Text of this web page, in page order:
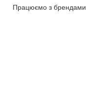
Працюємо з брендами